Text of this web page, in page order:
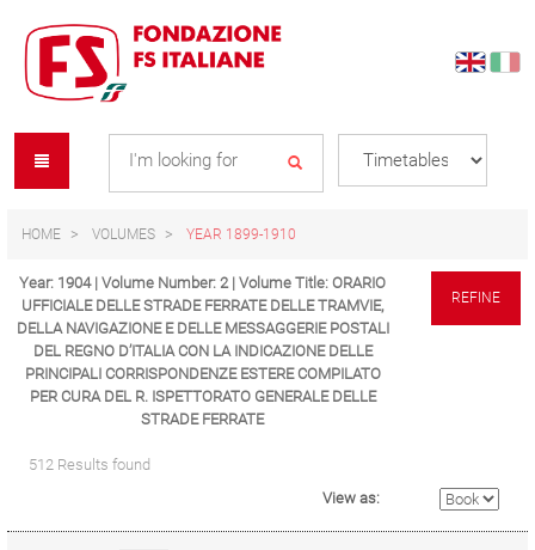
content
navigation
menu
HOME VOLUMES YEAR 1899-1910
Year: 1904 | Volume Number: 2 | Volume Title: ORARIO
UFFICIALE DELLE STRADE FERRATE DELLE TRAMVIE,
DELLA NAVIGAZIONE E DELLE MESSAGGERIE POSTALI
DEL REGNO D’ITALIA CON LA INDICAZIONE DELLE
PRINCIPALI CORRISPONDENZE ESTERE COMPILATO
PER CURA DEL R. ISPETTORATO GENERALE DELLE
STRADE FERRATE
REFINE
512 Results found
View as: